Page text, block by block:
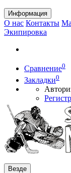
Информация
О нас Контакты
Экипировка
Сравнение0
Закладки0
Везде